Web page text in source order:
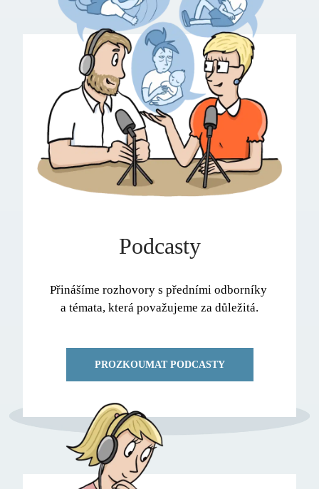
Podcasty
Přinášíme rozhovory s předními odborníky
a témata, která považujeme za důležitá.
PROZKOUMAT PODCASTY